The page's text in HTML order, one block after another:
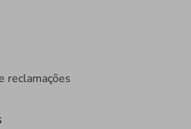
reclamações